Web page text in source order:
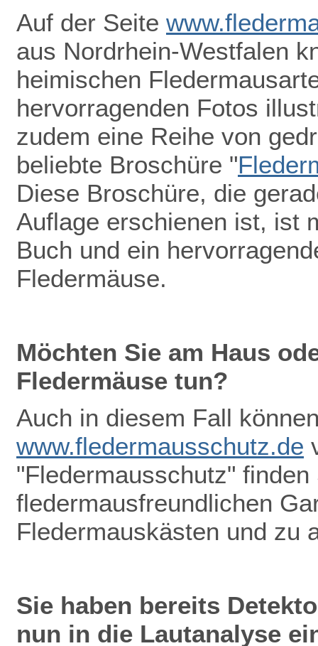
Auf der Seite
aus Nordrhein-Westfalen
heimischen
hervorragenden Fotos
zudem eine Reihe von
beliebte Broschüre "
Diese Broschüre, die
Auflage erschienen ist, ist
Buch und ein
Fledermäuse.
Möchten Sie am Haus
Fledermäuse tun?
Auch in diesem Fall
www.fledermausschutz.de
"Fledermausschutz"
fledermausfreundlichen
Fledermauskästen und zu
Sie haben bereits
nun in die Lautanalyse